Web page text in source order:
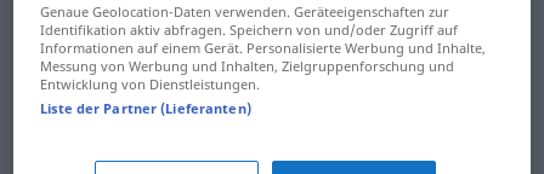
Genaue Geolocation-Daten verwenden. Geräteeigenschaften zur
Identifikation aktiv abfragen. Speichern von und/oder Zugriff auf
Informationen auf einem Gerät. Personalisierte Werbung und Inhalte,
Messung von Werbung und Inhalten, Zielgruppenforschung und
Entwicklung von Dienstleistungen.
Liste der Partner (Lieferanten)